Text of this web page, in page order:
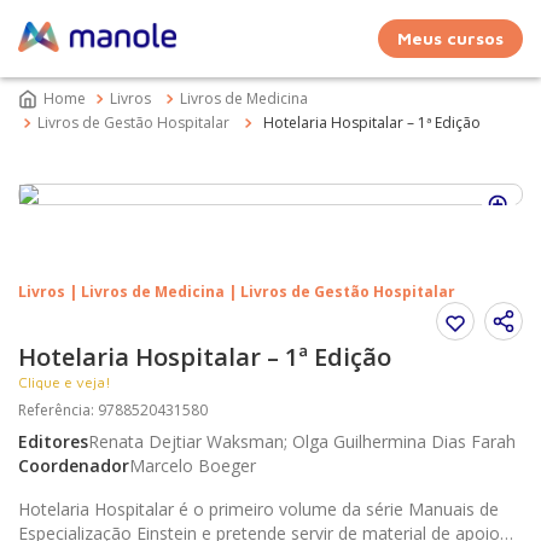
Meus cursos
Livros
Livros de Medicina
Livros de Gestão Hospitalar
Hotelaria Hospitalar – 1ª Edição
Livros | Livros de Medicina | Livros de Gestão Hospitalar
Hotelaria Hospitalar – 1ª Edição
Clique e veja!
Referência: 9788520431580
EditoresRenata Dejtiar Waksman; Olga Guilhermina Dias Farah
CoordenadorMarcelo Boeger
Hotelaria Hospitalar é o primeiro volume da série Manuais de
Especialização Einstein e pretende servir de material de apoio